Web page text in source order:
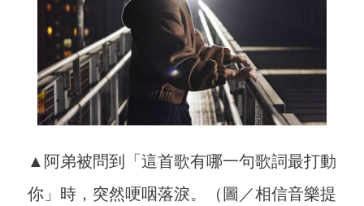
▲阿弟被問到「 這首歌有哪一句歌詞最打動
你」時，突然哽咽落淚。（圖／相信音樂提